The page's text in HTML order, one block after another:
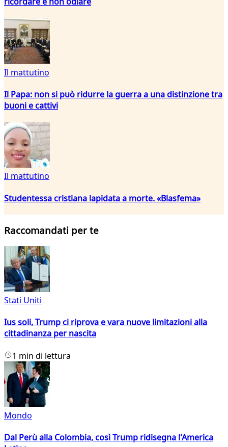
Il mattutino
Il Papa: non si può ridurre la guerra a una distinzione tra
buoni e cattivi
Il mattutino
Studentessa cristiana lapidata a morte. «Blasfema»
Raccomandati per te
Stati Uniti
Ius soli, Trump ci riprova e vara nuove limitazioni alla
cittadinanza per nascita
1 min di lettura
Mondo
Dal Perù alla Colombia, così Trump ridisegna l'America